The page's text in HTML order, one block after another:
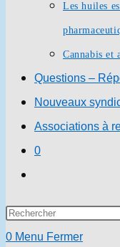
Les huiles
Cannabis et
Questions –
Nouveaux
Associations à
0
search
0 Menu Fermer